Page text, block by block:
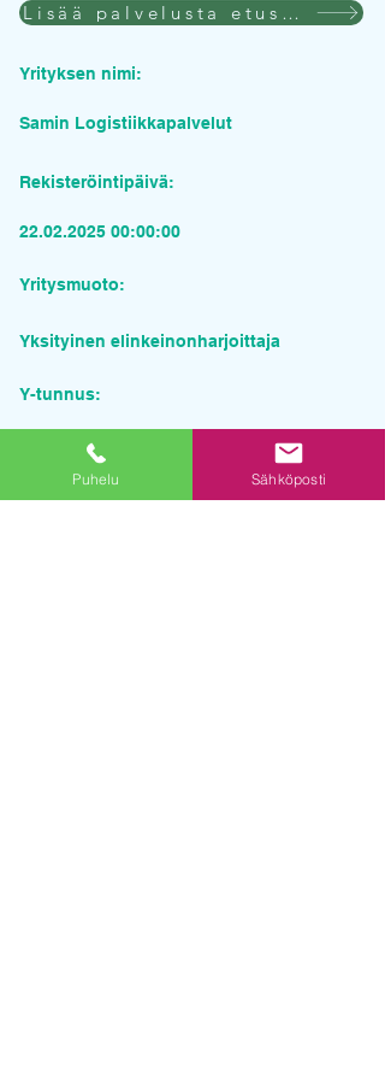
Lisää palvelusta etusivulla
Yrityksen nimi:
Samin Logistiikkapalvelut
Rekisteröintipäivä:
22.02.2025 00:00:00
Yritysmuoto:
Yksityinen elinkeinonharjoittaja
Y-tunnus:
3511317-9
Pyydä tarjous palvelusta
Puhelu Sähköposti